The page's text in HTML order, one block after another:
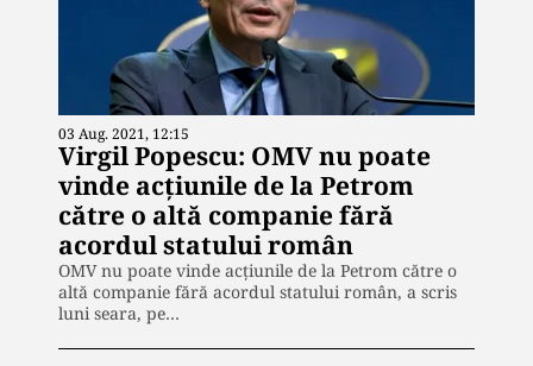
03 Aug. 2021, 12:15
Virgil Popescu: OMV nu poate
vinde acţiunile de la Petrom
către o altă companie fără
acordul statului român
OMV nu poate vinde acţiunile de la Petrom către o
altă companie fără acordul statului român, a scris
luni seara, pe…